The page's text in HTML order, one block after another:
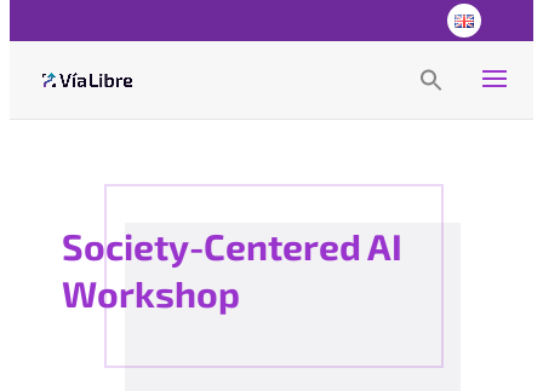
Search Button
Society-Centered AI
Workshop